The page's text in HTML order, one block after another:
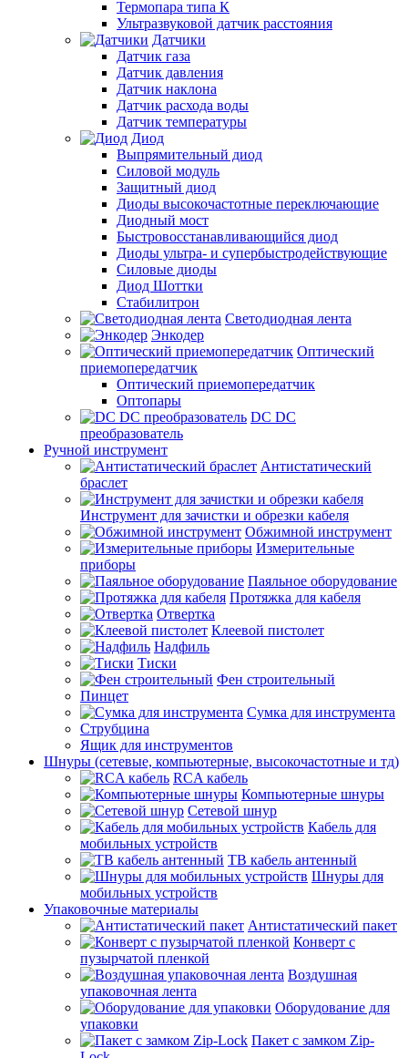
Термопара типа К
Ультразвуковой датчик расстояния
Датчики
Датчик газа
Датчик давления
Датчик наклона
Датчик расхода воды
Датчик температуры
Диод
Выпрямительный диод
Силовой модуль
Защитный диод
Диоды высокочастотные переключающие
Диодный мост
Быстровосстанавливающийся диод
Диоды ультра- и супербыстродействующие
Силовые диоды
Диод Шоттки
Стабилитрон
Светодиодная лента
Энкодер
Оптический
приемопередатчик
Оптический приемопередатчик
Оптопары
DC DC
преобразователь
Ручной инструмент
Антистатический
браслет
Инструмент для зачистки и обрезки кабеля
Обжимной инструмент
Измерительные
приборы
Паяльное оборудование
Протяжка для кабеля
Отвертка
Клеевой пистолет
Надфиль
Тиски
Фен строительный
Пинцет
Сумка для инструмента
Струбцина
Ящик для инструментов
Шнуры (сетевые, компьютерные, высокочастотные и тд)
RCA кабель
Компьютерные шнуры
Сетевой шнур
Кабель для
мобильных устройств
ТВ кабель антенный
Шнуры для
мобильных устройств
Упаковочные материалы
Антистатический пакет
Конверт с
пузырчатой пленкой
Воздушная
упаковочная лента
Оборудование для
упаковки
Пакет с замком Zip-